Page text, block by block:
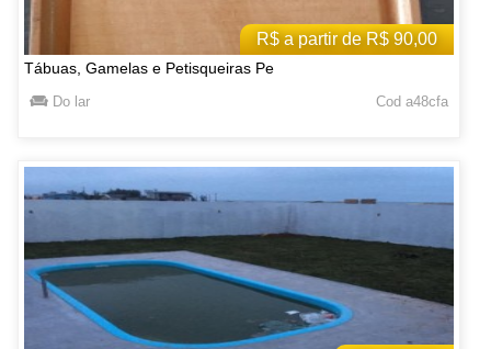
R$ a partir de R$ 90,00
Tábuas, Gamelas e Petisqueiras Pe
Do lar Cod a48cfa